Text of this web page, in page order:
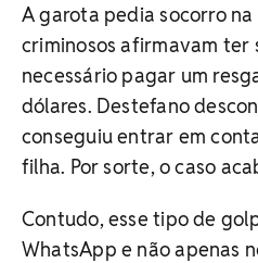
A garota pedia socorro na
criminosos afirmavam ter
necessário pagar um
dólares. Destefano
conseguiu entrar em
filha. Por sorte, o caso
Contudo, esse tipo de
WhatsApp e não apenas